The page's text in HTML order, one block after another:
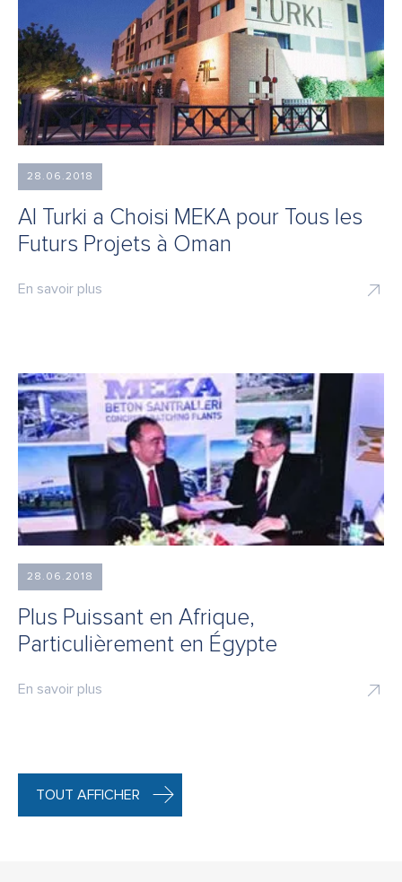
28.06.2018
Al Turki a Choisi MEKA pour Tous les
Futurs Projets à Oman
En savoir plus
28.06.2018
Plus Puissant en Afrique,
Particulièrement en Égypte
En savoir plus
TOUT AFFICHER